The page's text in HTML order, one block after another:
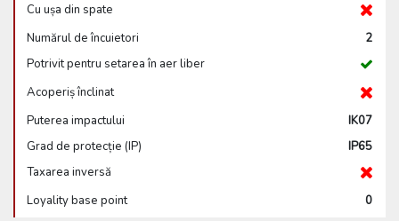
Cu ușa din spate
Numărul de încuietori
2
Potrivit pentru setarea în aer liber
Acoperiș înclinat
Puterea impactului
IK07
Grad de protecție (IP)
IP65
Taxarea inversă
Loyality base point
0